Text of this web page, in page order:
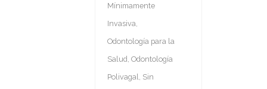
Mínimamente
Invasiva
Odontología para la
Salud Odontología
Polivagal
Sin